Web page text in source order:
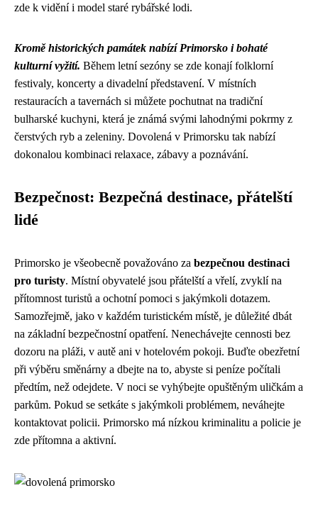
zde k vidění i model staré rybářské lodi.
Kromě historických památek nabízí Primorsko i bohaté
kulturní vyžití. Během letní sezóny se zde konají folklorní
festivaly, koncerty a divadelní představení. V místních
restauracích a tavernách si můžete pochutnat na tradiční
bulharské kuchyni, která je známá svými lahodnými pokrmy z
čerstvých ryb a zeleniny. Dovolená v Primorsku tak nabízí
dokonalou kombinaci relaxace, zábavy a poznávání.
Bezpečnost: Bezpečná destinace, přátelští
lidé
Primorsko je všeobecně považováno za bezpečnou destinaci
pro turisty. Místní obyvatelé jsou přátelští a vřelí, zvyklí na
přítomnost turistů a ochotní pomoci s jakýmkoli dotazem.
Samozřejmě, jako v každém turistickém místě, je důležité dbát
na základní bezpečnostní opatření. Nenechávejte cennosti bez
dozoru na pláži, v autě ani v hotelovém pokoji. Buďte obezřetní
při výběru směnárny a dbejte na to, abyste si peníze počítali
předtím, než odejdete. V noci se vyhýbejte opuštěným uličkám a
parkům. Pokud se setkáte s jakýmkoli problémem, neváhejte
kontaktovat policii. Primorsko má nízkou kriminalitu a policie je
zde přítomna a aktivní.